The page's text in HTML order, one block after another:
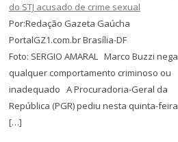
do STJ acusado de crime sexual
Por:Redação Gazeta Gaúcha
PortalGZ1.com.br Brasília-DF
Foto: SERGIO AMARAL Marco Buzzi nega
qualquer comportamento criminoso ou
inadequado A Procuradoria-Geral da
República (PGR) pediu nesta quinta-feira
[…]